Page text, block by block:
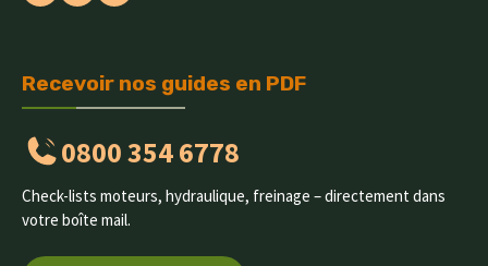
Recevoir nos guides en PDF
0800 354 6778
Check-lists moteurs, hydraulique, freinage – directement dans
votre boîte mail.